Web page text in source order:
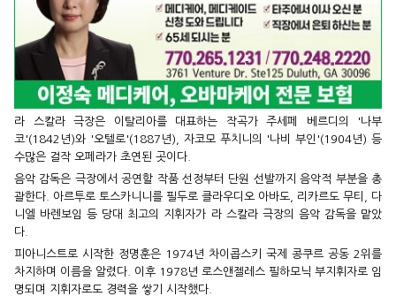
라 스칼라 극장은 이탈리아를 대표하는 작곡가 주세페 베르디의 '나부
코'(1842년)와 '오텔로'(1887년), 자코모 푸치니의 '나비 부인'(1904년) 등
수많은 걸작 오페라가 초연된 곳이다.
음악 감독은 극장에서 공연할 작품 선정부터 단원 선발까지 음악적 부분을 총
괄한다. 아르투로 토스카니니를 필두로 클라우디오 아바도, 리카르도 무티, 다
니엘 바렌보임 등 당대 최고의 지휘자가 라 스칼라 극장의 음악 감독을 맡았
다.
피아니스트로 시작한 정명훈은 1974년 차이콥스키 국제 콩쿠르 공동 2위를
차지하며 이름을 알렸다. 이후 1978년 로스앤젤레스 필하모닉 부지휘자로 임
명되며 지휘자로도 경력을 쌓기 시작했다.